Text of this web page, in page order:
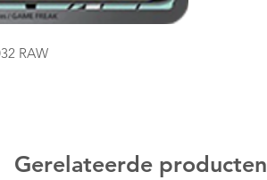
RAW
Gerelateerde producten